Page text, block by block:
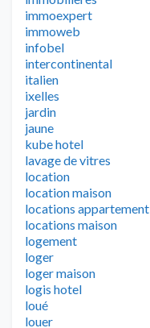
immoexpert
immoweb
infobel
intercontinental
italien
ixelles
jardin
jaune
kube hotel
lavage de vitres
location
location maison
locations appartement
locations maison
logement
loger
loger maison
logis hotel
loué
louer